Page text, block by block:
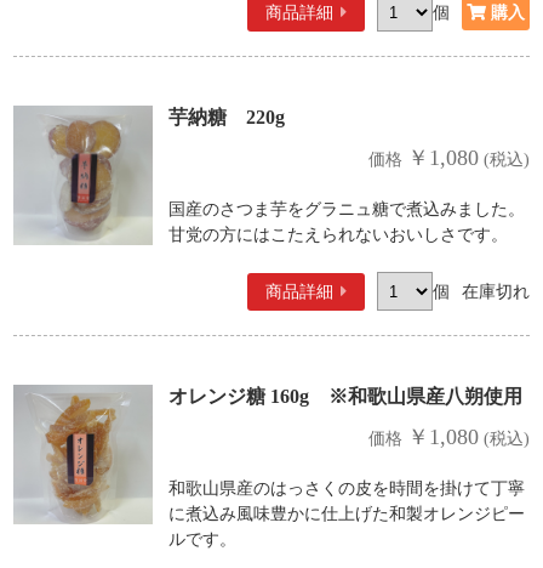
商品詳細 個
芋納糖 220g
価格 ￥1,080(税込)
国産のさつま芋をグラニュ糖で煮込みました。
甘党の方にはこたえられないおいしさです。
商品詳細 個 在庫切れ
オレンジ糖 160g ※和歌山県産八朔使用
価格 ￥1,080(税込)
和歌山県産のはっさくの皮を時間を掛けて丁寧
に煮込み風味豊かに仕上げた和製オレンジピー
ルです。